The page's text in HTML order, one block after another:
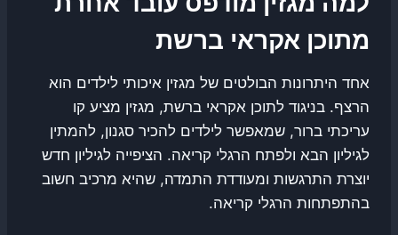
מתוכן אקראי ברשת
אחד היתרונות הבולטים של מגזין איכותי לילדים הוא
הרצף. בניגוד לתוכן אקראי ברשת, מגזין מציע קו
עריכתי ברור, שמאפשר לילדים להכיר סגנון, להמתין
לגיליון הבא ולפתח הרגלי קריאה. הציפייה לגיליון חדש
יוצרת התרגשות ומעודדת התמדה, שהיא מרכיב חשוב
בהתפתחות הרגלי קריאה.